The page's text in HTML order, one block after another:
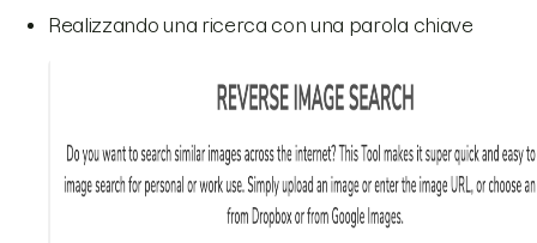
Realizzando una ricerca con una parola chiave